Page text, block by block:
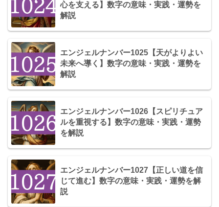
心を支える】数字の意味・実践・運勢を
解説
エンジェルナンバー1025【天がよりよい
未来へ導く】数字の意味・実践・運勢を
解説
エンジェルナンバー1026【スピリチュア
ルを重視する】数字の意味・実践・運勢
を解説
エンジェルナンバー1027【正しい道を信
じて進む】数字の意味・実践・運勢を解
説